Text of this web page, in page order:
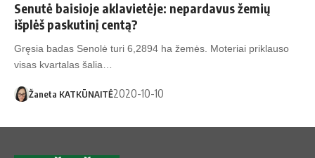
Senutė baisioje aklavietėje: nepardavus žemių
išplėš paskutinį centą?
Gręsia badas Senolė turi 6,2894 ha žemės. Moteriai priklauso
visas kvartalas šalia…
Žaneta KATKŪNAITĖ2020-10-10